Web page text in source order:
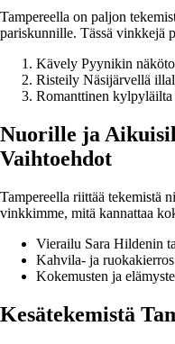
Tampereella on paljon
pariskunnille. Tässä vinkkejä
Kävely Pyynikin
Risteily Näsijärvellä
Romanttinen kylpyläilta
Nuorille ja
Vaihtoehdot
Tampereella riittää tekemistä
vinkkimme, mitä kannattaa
Vierailu Sara Hildenin
Kahvila- ja ruokakierros
Kokemusten ja
Kesätekemistä